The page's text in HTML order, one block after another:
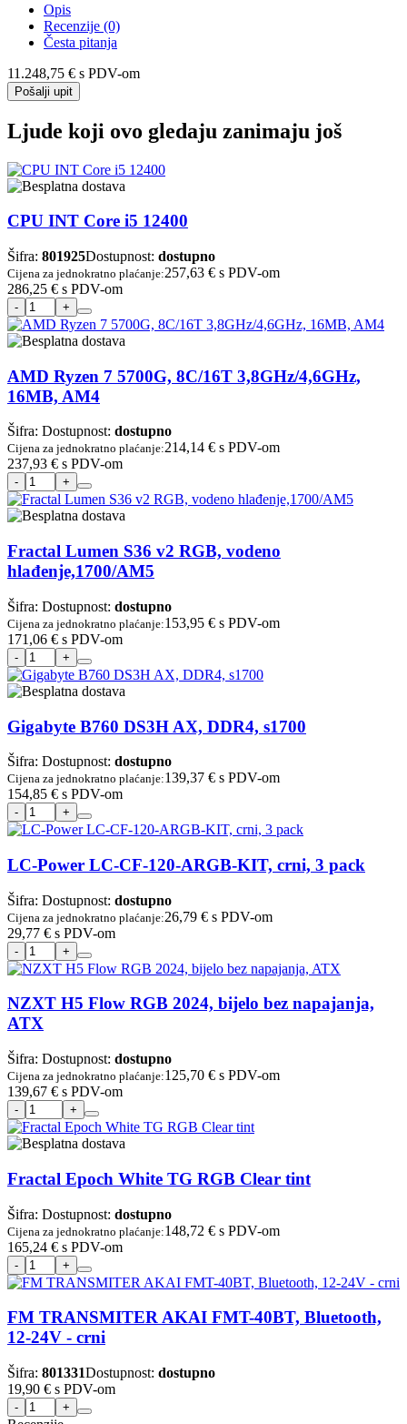
Opis
Recenzije (0)
Česta pitanja
11.248,75 € s PDV-om
Pošalji upit
Ljude koji ovo gledaju zanimaju još
CPU INT Core i5 12400
Šifra: 801925Dostupnost: dostupno
Cijena za jednokratno plaćanje:257,63 € s PDV-om
286,25 € s PDV-om
AMD Ryzen 7 5700G, 8C/16T 3,8GHz/4,6GHz,
16MB, AM4
Šifra: Dostupnost: dostupno
Cijena za jednokratno plaćanje:214,14 € s PDV-om
237,93 € s PDV-om
Fractal Lumen S36 v2 RGB, vodeno
hlađenje,1700/AM5
Šifra: Dostupnost: dostupno
Cijena za jednokratno plaćanje:153,95 € s PDV-om
171,06 € s PDV-om
Gigabyte B760 DS3H AX, DDR4, s1700
Šifra: Dostupnost: dostupno
Cijena za jednokratno plaćanje:139,37 € s PDV-om
154,85 € s PDV-om
LC-Power LC-CF-120-ARGB-KIT, crni, 3 pack
Šifra: Dostupnost: dostupno
Cijena za jednokratno plaćanje:26,79 € s PDV-om
29,77 € s PDV-om
NZXT H5 Flow RGB 2024, bijelo bez napajanja,
ATX
Šifra: Dostupnost: dostupno
Cijena za jednokratno plaćanje:125,70 € s PDV-om
139,67 € s PDV-om
Fractal Epoch White TG RGB Clear tint
Šifra: Dostupnost: dostupno
Cijena za jednokratno plaćanje:148,72 € s PDV-om
165,24 € s PDV-om
FM TRANSMITER AKAI FMT-40BT, Bluetooth,
12-24V - crni
Šifra: 801331Dostupnost: dostupno
19,90 € s PDV-om